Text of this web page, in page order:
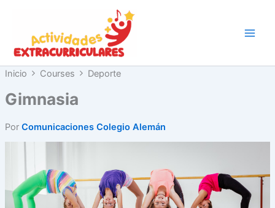
contenido
Inicio Courses Deporte
Gimnasia
Por Comunicaciones Colegio Alemán